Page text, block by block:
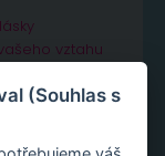
vztahu
(Souhlas s